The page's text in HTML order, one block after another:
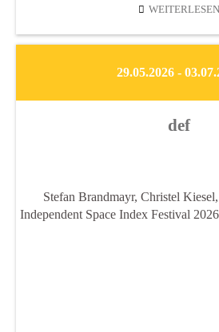
WEITERLESEN
29.05.2026 -
def
Stefan Brandmayr, Christel
Independent Space Index Festival